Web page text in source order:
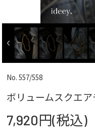
No. 557/558
ボリュームスクエ
7,920円(税込)